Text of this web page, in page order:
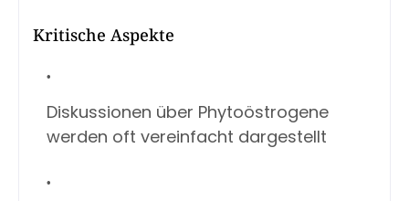
Kritische Aspekte
Diskussionen über Phytoöstrogene
werden oft vereinfacht dargestellt